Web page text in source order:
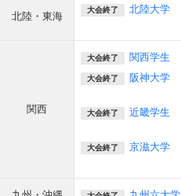
北陸・東海
大会終了 北陸大学
関西
大会終了 関西学生
大会終了 阪神大学
大会終了 近畿学生
大会終了 京滋大学